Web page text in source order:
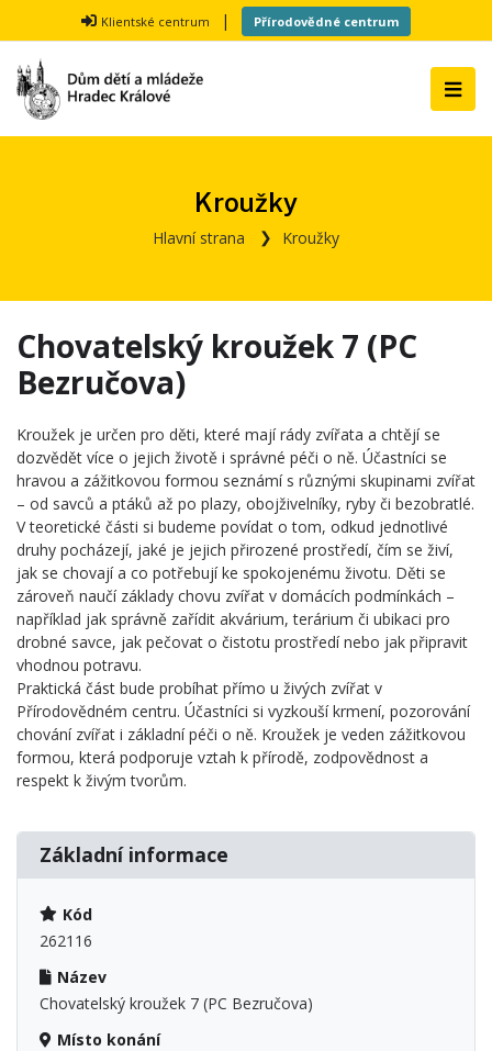
Klientské centrum | Přírodovědné centrum
Kroužky
Hlavní strana Kroužky
Chovatelský kroužek 7 (PC
Bezručova)
Kroužek je určen pro děti, které mají rády zvířata a chtějí se
dozvědět více o jejich životě i správné péči o ně. Účastníci se
hravou a zážitkovou formou seznámí s různými skupinami zvířat
– od savců a ptáků až po plazy, obojživelníky, ryby či bezobratlé.
V teoretické části si budeme povídat o tom, odkud jednotlivé
druhy pocházejí, jaké je jejich přirozené prostředí, čím se živí,
jak se chovají a co potřebují ke spokojenému životu. Děti se
zároveň naučí základy chovu zvířat v domácích podmínkách –
například jak správně zařídit akvárium, terárium či ubikaci pro
drobné savce, jak pečovat o čistotu prostředí nebo jak připravit
vhodnou potravu.
Praktická část bude probíhat přímo u živých zvířat v
Přírodovědném centru. Účastníci si vyzkouší krmení, pozorování
chování zvířat i základní péči o ně. Kroužek je veden zážitkovou
formou, která podporuje vztah k přírodě, zodpovědnost a
respekt k živým tvorům.
Základní informace
Kód
262116
Název
Chovatelský kroužek 7 (PC Bezručova)
Místo konání